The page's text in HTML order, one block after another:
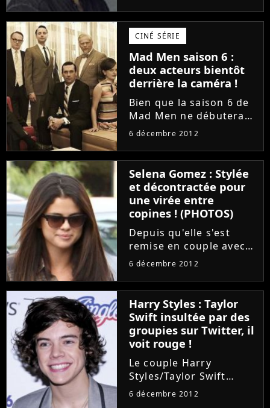
Jeremy. Après avoir été
une frêle victime lors
des saisons
précédentes, le frère
d'Elena s'est...
CINÉ SÉRIE
Mad Men saison 6 :
deux acteurs bientôt
derrière la caméra !
Bien que la saison 6 de
Mad Men ne débutera
pas avant l'été 2013, la
doucement à se
préparer. En effet, après
les récentes infos sur le
premier épisode, c'est
désormais...
6 décembre 2012
Selena Gomez : Stylée
et décontractée pour
une virée entre
copines ! (PHOTOS)
Depuis qu'elle s'est
remise en couple avec
Justin Bieber, Selena
sourire. Ainsi, lors de sa
sortie entre filles, mardi
4 décembre à Los
Angeles, la chanteuse
de...
6 décembre 2012
Harry Styles : Taylor
Swift insultée par des
groupies sur Twitter, il
voit rouge !
Le couple Harry
Styles/Taylor Swift
intrigue de plus en plus
6 décembre 2012